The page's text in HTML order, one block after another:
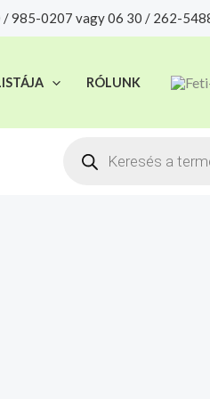
/ 985-0207 vagy 06 30 / 262-
RÓLUNK
Products
felelősségre adjuk át